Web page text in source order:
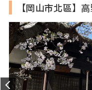
停車場
有
【岡山市北區】